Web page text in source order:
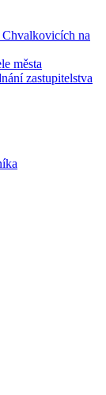
na
města
zastupitelstva